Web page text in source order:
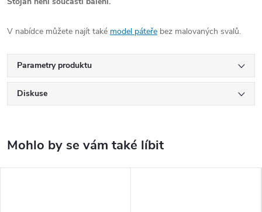
V nabídce můžete najít také model páteře bez malovaných svalů.
Parametry produktu
Diskuse